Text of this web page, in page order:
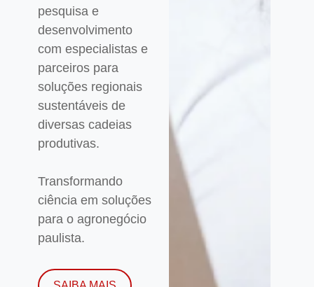
pesquisa e
desenvolvimento
com especialistas e
parceiros para
soluções regionais
sustentáveis de
diversas cadeias
produtivas.
Transformando
ciência em soluções
para o agronegócio
paulista.